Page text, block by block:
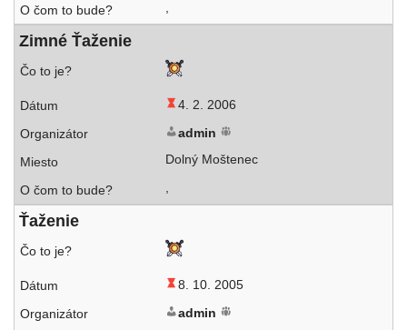
,
Zimné Ťaženie
4. 2. 2006
admin
Dolný Moštenec
,
Ťaženie
8. 10. 2005
admin